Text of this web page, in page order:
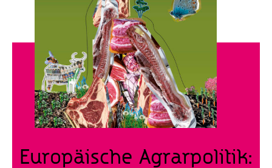
Europäische Agrarpolitik: